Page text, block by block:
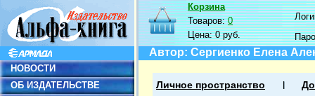
НОВОСТИ
ОБ ИЗДАТЕЛЬСТВЕ
Корзина
Товаров:0
Цена:0 руб.
Автор: Сергиенко Елена
Личное пространство